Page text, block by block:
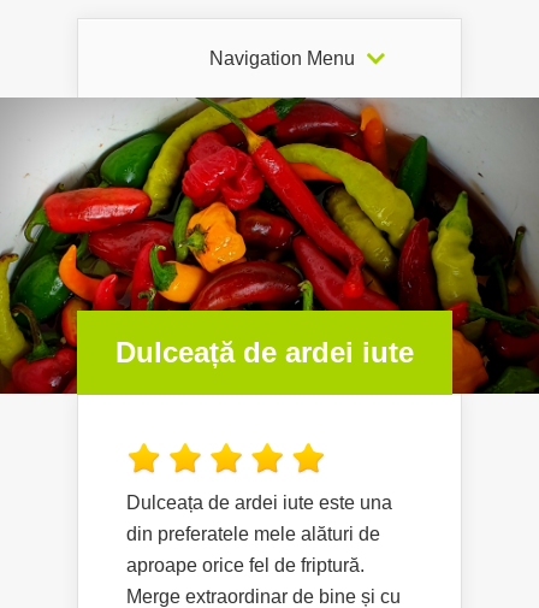
Navigation Menu
Dulceață de ardei iute
Dulceața de ardei iute este una
din preferatele mele alături de
aproape orice fel de friptură.
Merge extraordinar de bine și cu